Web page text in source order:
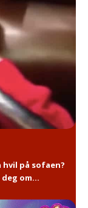
hvil på sofaen?
om...